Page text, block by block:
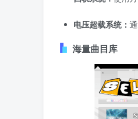
电压超载系统：
海量曲目库